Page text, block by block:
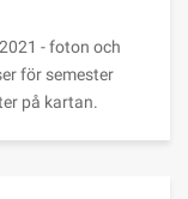
- foton och
för semester
på kartan.